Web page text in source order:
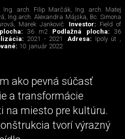
Ing. arch. Filip Marčák, Ing. arch. Matej
Ing.arch. Alexandra Májska, Bc. Simona
Marek Jankovič
Investor: Field of
plocha:36 m2 Podlažná plocha:36
2021 - 2021 Adresa: Ipoly út ,
10. január 2022
ako pevná súčasť
a transformácie
na miesto pre kultúru.
tvorí výrazný